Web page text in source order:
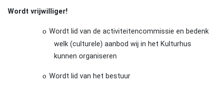
Wordt vrijwilliger!
o Wordt lid van de activiteitencommissie en bedenk
welk (culturele) aanbod wij in het Kulturhus
kunnen organiseren
o Wordt lid van het bestuur